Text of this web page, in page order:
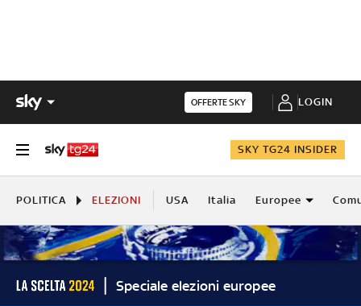
OFFERTE SKY LOGIN
SKY TG24 INSIDER
POLITICA ELEZIONI USA Italia Europee
Speciale elezioni europee